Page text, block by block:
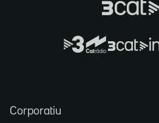
Corporatiu